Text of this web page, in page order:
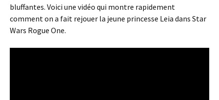
bluffantes. Voici une vidéo qui montre rapidement
comment on a fait rejouer la jeune princesse Leia dans Star
Wars Rogue One.